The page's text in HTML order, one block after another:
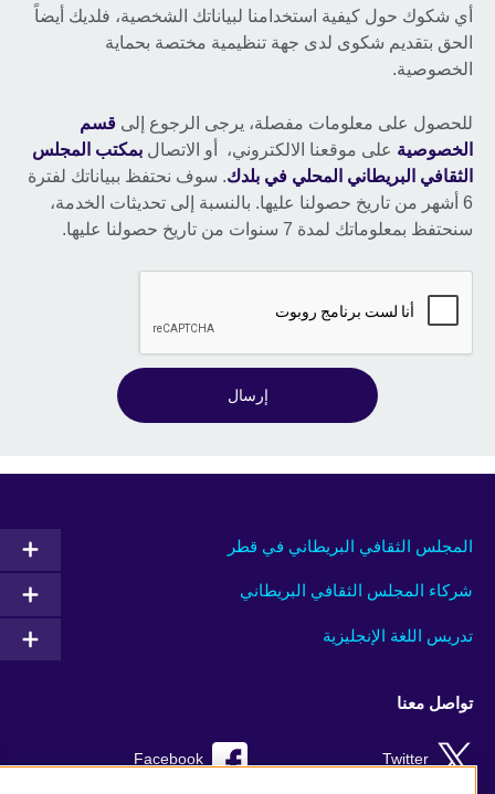
أي شكوك حول كيفية استخدامنا لبياناتك الشخصية، فلديك أيضاً
الحق بتقديم شكوى لدى جهة تنظيمية مختصة بحماية
الخصوصية.
للحصول على معلومات مفصلة، يرجى الرجوع إلى قسم
الخصوصية على موقعنا الالكتروني، أو الاتصال بمكتب المجلس
الثقافي البريطاني المحلي في بلدك. سوف نحتفظ ببياناتك لفترة
6 أشهر من تاريخ حصولنا عليها. بالنسبة إلى تحديثات الخدمة،
سنحتفظ بمعلوماتك لمدة 7 سنوات من تاريخ حصولنا عليها.
إرسال
المجلس الثقافي البريطاني في قطر
شركاء المجلس الثقافي البريطاني
تدريس اللغة الإنجليزية
تواصل معنا
Facebook Twitter